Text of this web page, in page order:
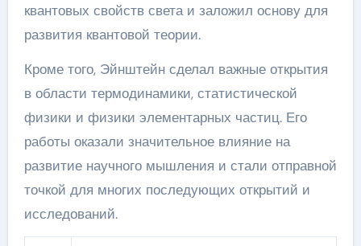
квантовых свойств света и заложил основу для
развития квантовой теории.
Кроме того, Эйнштейн сделал важные открытия
в области термодинамики, статистической
физики и физики элементарных частиц. Его
работы оказали значительное влияние на
развитие научного мышления и стали отправной
точкой для многих последующих открытий и
исследований.